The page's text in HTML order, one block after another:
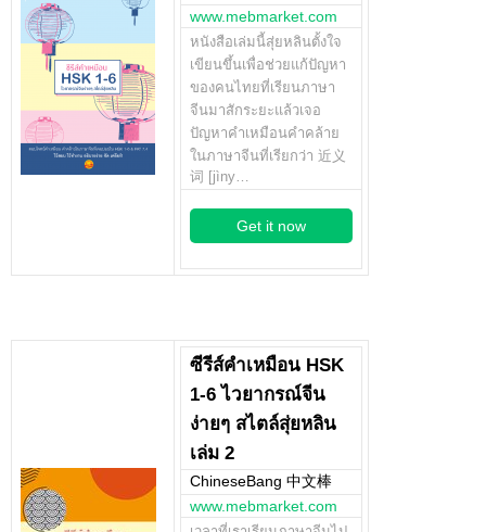
www.mebmarket.com
หนังสือเล่มนี้สุ่ยหลินตั้งใจ
เขียนขึ้นเพื่อช่วยแก้ปัญหา
ของคนไทยที่เรียนภาษา
จีนมาสักระยะแล้วเจอ
ปัญหาคำเหมือนคำคล้าย
ในภาษาจีนที่เรียกว่า 近义
词 [jìny…
Get it now
ซีรีส์คำเหมือน HSK
1-6 ไวยากรณ์จีน
ง่ายๆ สไตล์สุ่ยหลิน
เล่ม 2
ChineseBang 中文棒
www.mebmarket.com